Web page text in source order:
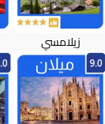
زيلامسي